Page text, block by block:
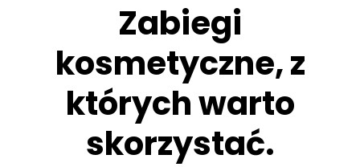
Zabiegi
kosmetyczne, z
których warto
skorzystać.